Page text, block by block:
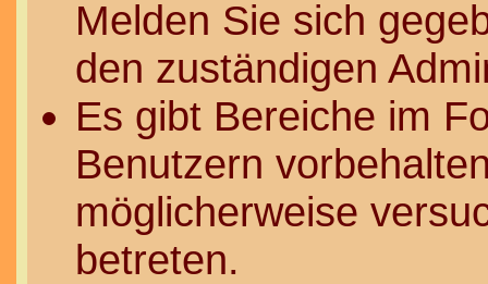
Melden Sie sich
den zuständigen
Es gibt Bereiche im
Benutzern
möglicherweise
betreten.